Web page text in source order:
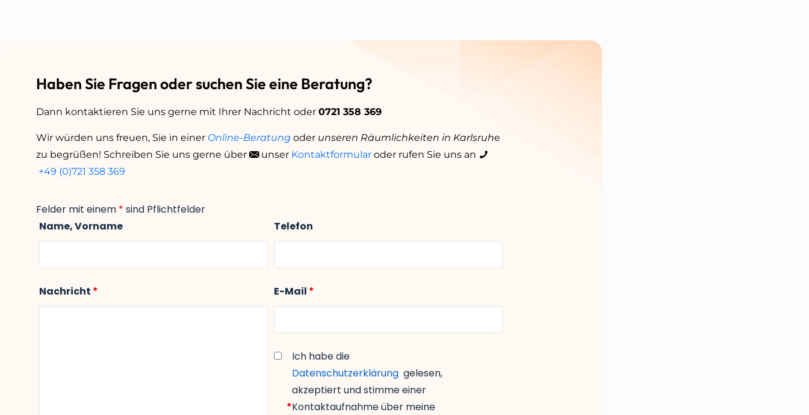
Haben Sie Fragen oder suchen Sie eine Beratung?
Dann kontaktieren Sie uns gerne mit Ihrer Nachricht oder 0721 358 369
Wir würden uns freuen, Sie in einer Online-Beratung oder unseren Räumlichkeiten in Karlsruhe
zu begrüßen! Schreiben Sie uns gerne über
unser Kontaktformular oder rufen Sie uns an
+49 (0)721 358 369
Felder mit einem * sind Pflichtfelder
Name, Vorname
Telefon
Nachricht * E-Mail *
*
Ich habe die
Datenschutzerklärunggelesen,
akzeptiert und stimme einer
Kontaktaufnahme über meine